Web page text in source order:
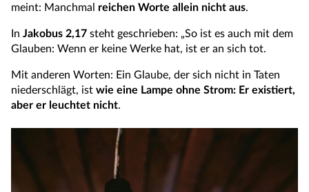
meint: Manchmal reichen Worte allein nicht aus.
In Jakobus 2,17 steht geschrieben: „So ist es auch mit dem
Glauben: Wenn er keine Werke hat, ist er an sich tot.
Mit anderen Worten: Ein Glaube, der sich nicht in Taten
niederschlägt, ist wie eine Lampe ohne Strom: Er existiert,
aber er leuchtet nicht.